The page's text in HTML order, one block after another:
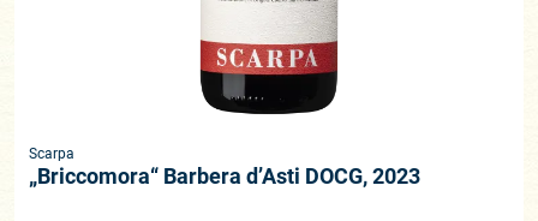
Scarpa
„Briccomora“ Barbera d’Asti DOCG, 2023